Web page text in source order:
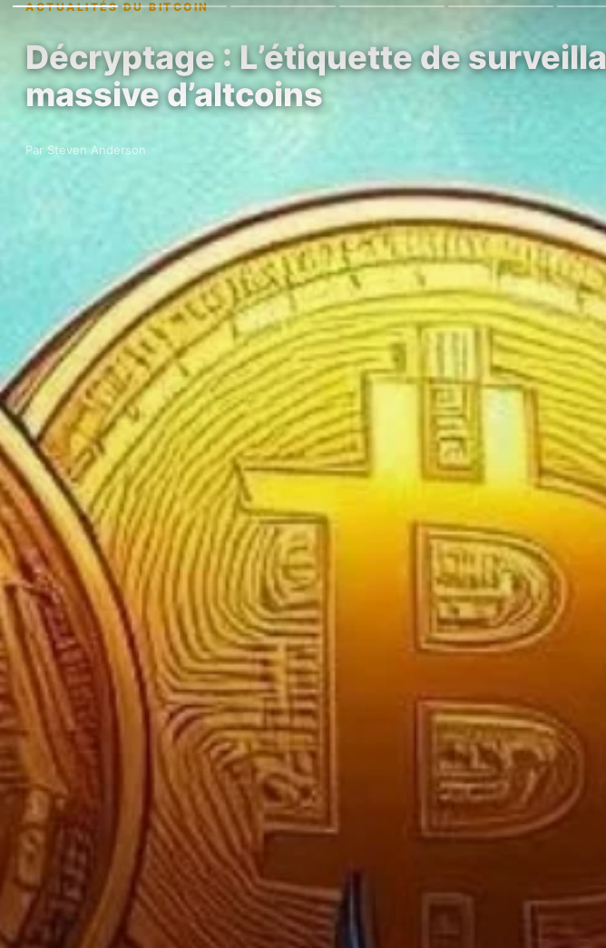
ACTUALITÉS DU BITCOIN
Décryptage : L’étiquette de
massive d’altcoins
Par Steven Anderson